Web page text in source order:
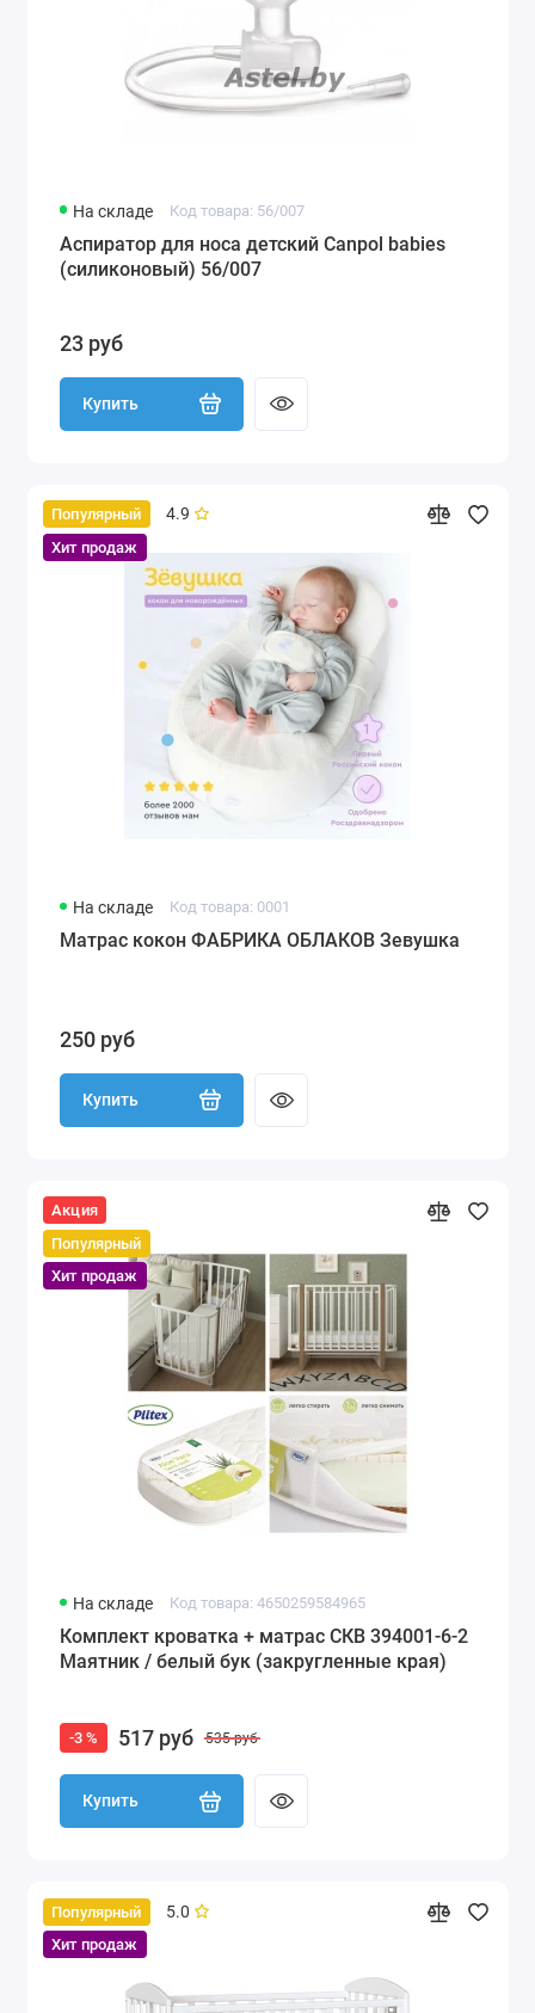
На складе Код товара: 56/007
Аспиратор для носа детский Canpol babies
(силиконовый) 56/007
23 руб
Купить
Популярный
Хит продаж
4.9
На складе Код товара: 0001
Матрас кокон ФАБРИКА ОБЛАКОВ Зевушка
250 руб
Купить
Акция
Популярный
Хит продаж
На складе Код товара: 4650259584965
Комплект кроватка + матрас СКВ 394001-6-2
Маятник / белый бук (закругленные края)
-3 % 517 руб 535 руб
Купить
Популярный
Хит продаж
5.0